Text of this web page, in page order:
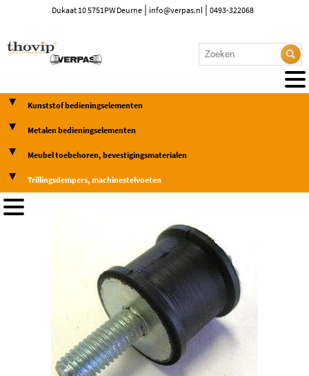
Dukaat 10 5751PW Deurne| info@verpas.nl| 0493-322068
Kunststof bedieningselementen
Metalen bedieningselementen
Meubel toebehoren, bevestigingsmaterialen
Trillingsdempers, machinestelvoeten